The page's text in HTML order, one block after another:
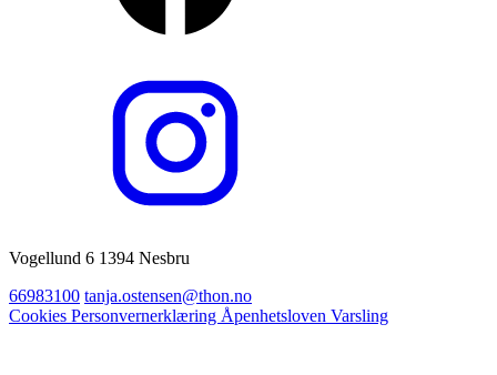
Vogellund 6 1394 Nesbru
66983100 tanja.ostensen@thon.no
Cookies Personvernerklæring Åpenhetsloven Varsling